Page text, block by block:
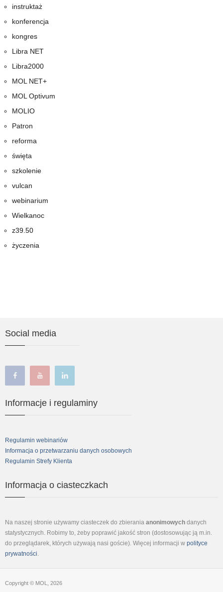
instruktaż
konferencja
kongres
Libra NET
Libra2000
MOL NET+
MOL Optivum
MOLIO
Patron
reforma
święta
szkolenie
vulcan
webinarium
Wielkanoc
z39.50
życzenia
Social media
Informacje i regulaminy
Regulamin webinariów
Informacja o przetwarzaniu danych osobowych
Regulamin Strefy Klienta
Informacja o ciasteczkach
Na naszej stronie używamy ciasteczek do zbierania anonimowych danych
statystycznych. Robimy to, żeby poprawić jakość stron (dostosowując ją m.in.
do przeglądarek, których używają nasi goście). Więcej informacji w polityce
prywatności.
Copyright © MOL, 2026